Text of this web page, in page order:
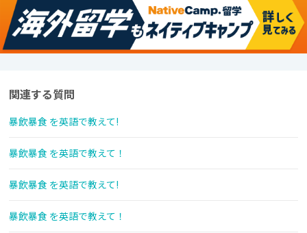
関連する質問
暴飲暴食 を英語で教えて!
暴飲暴食 を英語で教えて！
暴飲暴食 を英語で教えて!
暴飲暴食 を英語で教えて！